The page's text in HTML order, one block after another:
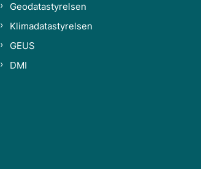
Geodatastyrelsen
Klimadatastyrelsen
GEUS
DMI